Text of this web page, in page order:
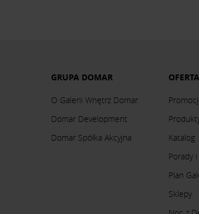
GRUPA DOMAR
O Galerii Wnętrz Domar
Domar Development
Domar Spółka Akcyjna
OFERTA
Katalog
Porady
Plan
Sklepy